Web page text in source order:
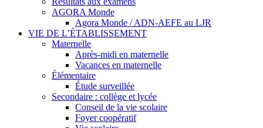
AGORA Monde
Agora Monde / ADN-AEFE au LJR
VIE DE L’ÉTABLISSEMENT
Maternelle
Après-midi en maternelle
Vacances en maternelle
Élémentaire
Étude surveillée
Secondaire : collège et lycée
Conseil de la vie scolaire
Foyer coopératif